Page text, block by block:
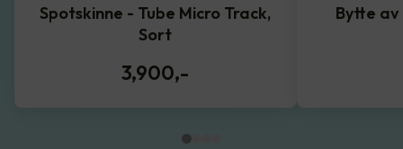
Spotskinne - Tube Micro Track,
Sort
3,900,-
Bytte